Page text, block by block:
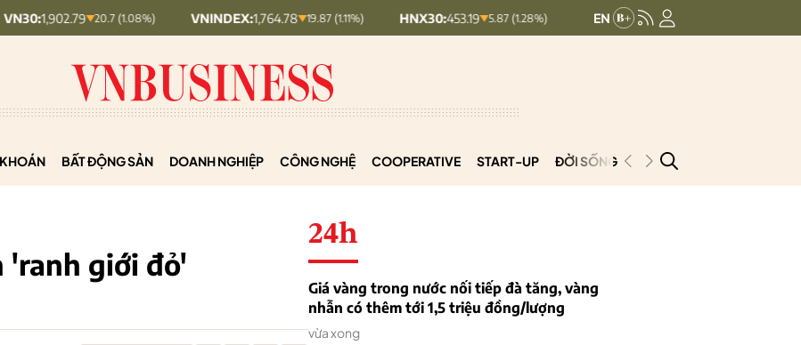
20.7 (1.08%) VNINDEX: 1,764.78 19.87 (1.11%) HNX30: 453.19 5.87 (1.28%) HNXINDEX: 292.64 8.56 (2.84%)
BẤT ĐỘNG SẢN DOANH NGHIỆP CÔNG NGHỆ COOPERATIVE START-UP ĐỜI SỐNG PODCAST
'ranh giới đỏ'
24h
Giá vàng trong nước nối tiếp đà tăng, vàng
nhẫn có thêm tới 1,5 triệu đồng/lượng
vừa xong